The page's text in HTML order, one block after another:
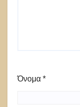
Όνομα *